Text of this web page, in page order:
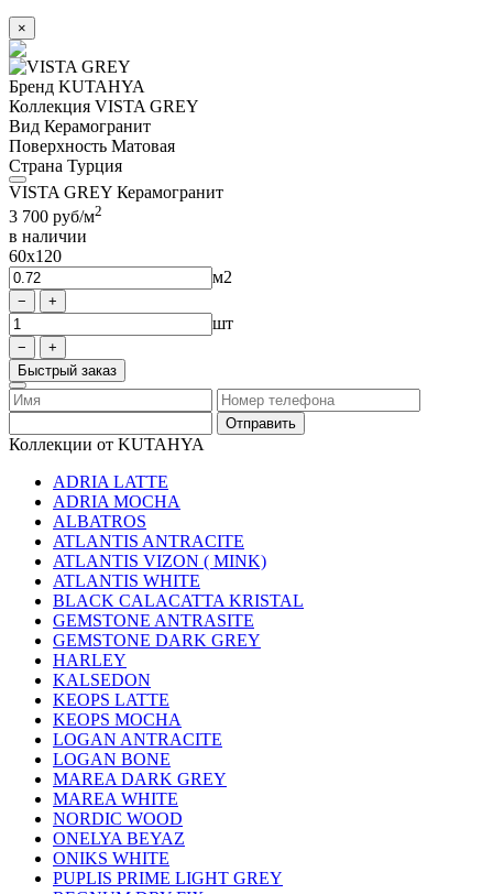
×
Бренд KUTAHYA
Коллекция VISTA GREY
Вид Керамогранит
Поверхность Матовая
Страна Турция
VISTA GREY Керамогранит
3 700 руб/м2
в наличии
60x120
м2
шт
Быстрый заказ
Коллекции от KUTAHYA
ADRIA LATTE
ADRIA MOCHA
ALBATROS
ATLANTIS ANTRACITE
ATLANTIS VIZON ( MINK)
ATLANTIS WHITE
BLACK CALACATTA KRISTAL
GEMSTONE ANTRASITE
GEMSTONE DARK GREY
HARLEY
KALSEDON
KEOPS LATTE
KEOPS MOCHA
LOGAN ANTRACITE
LOGAN BONE
MAREA DARK GREY
MAREA WHITE
NORDIC WOOD
ONELYA BEYAZ
ONIKS WHITE
PUPLIS PRIME LIGHT GREY